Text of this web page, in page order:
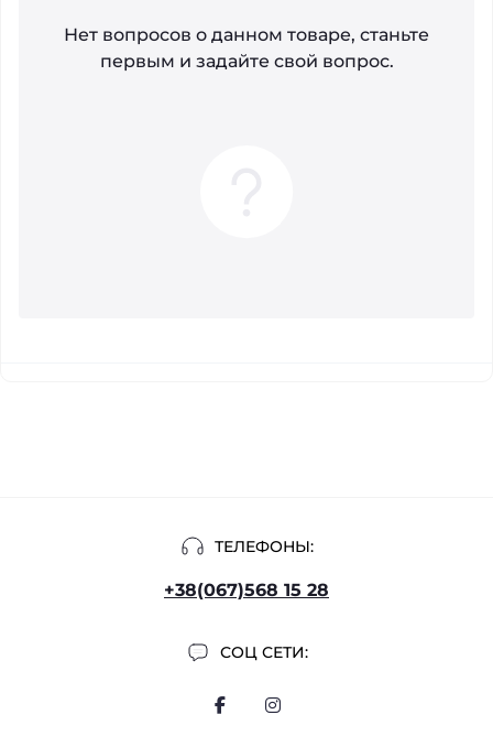
Нет вопросов о данном товаре, станьте
первым и задайте свой вопрос.
ТЕЛЕФОНЫ:
+38(067)568 15 28
СОЦ СЕТИ: